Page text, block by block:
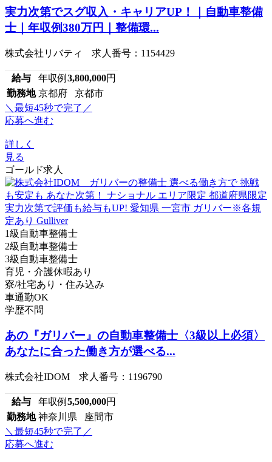
実力次第でスグ収入・キャリアUP！｜自動車整備
士｜年収例380万円｜整備環...
株式会社リバティ 求人番号：1154429
給与 年収例 3,800,000円
勤務地 京都府 京都市
＼最短45秒で完了／
応募へ進む
詳しく
見る
ゴールド求人
1級自動車整備士
2級自動車整備士
3級自動車整備士
育児・介護休暇あり
寮/社宅あり・住み込み
車通勤OK
学歴不問
あの『ガリバー』の自動車整備士〈3級以上必須〉
あなたに合った働き方が選べる...
株式会社IDOM 求人番号：1196790
給与 年収例 5,500,000円
勤務地 神奈川県 座間市
＼最短45秒で完了／
応募へ進む